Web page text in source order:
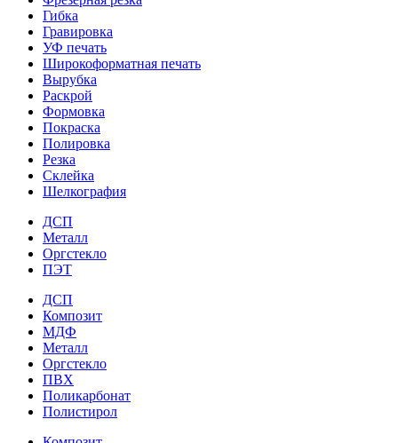
Гибка
Гравировка
УФ печать
Широкоформатная печать
Вырубка
Раскрой
Формовка
Покраска
Полировка
Резка
Склейка
Шелкография
ДСП
Металл
Оргстекло
ПЭТ
ДСП
Композит
МДФ
Металл
Оргстекло
ПВХ
Поликарбонат
Полистирол